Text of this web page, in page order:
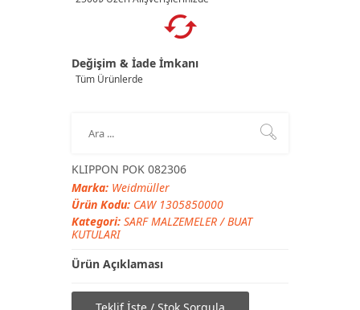
Değişim & İade İmkanı
Tüm Ürünlerde
KLIPPON POK 082306
Marka: Weidmüller
Ürün Kodu: CAW 1305850000
Kategori: SARF MALZEMELER /BUAT
KUTULARI
Ürün Açıklaması